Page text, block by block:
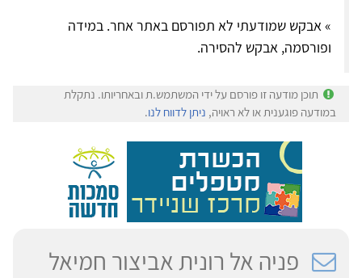
» אבקש שמודעתי לא תפורסם באתר אחר. במידה
ופורסמה, אבקש להסירה.
תוכן מודעה זו פורסם על ידי המשתמש.ת ובאחריותו. נתקלת
במודעה פוגענית או לא ראויה, ניתן לדווח לנו.
פניה אל רונית אביצור חמיאל